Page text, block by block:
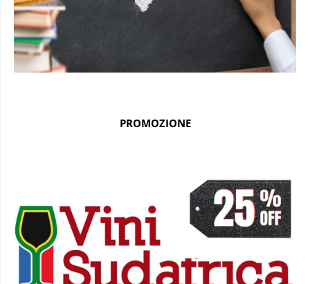
PROMOZIONE